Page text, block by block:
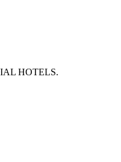
HOTELS.